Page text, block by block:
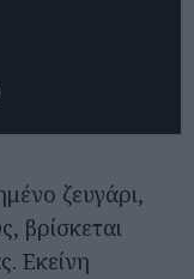
ζευγάρι,
βρίσκεται
Εκείνη